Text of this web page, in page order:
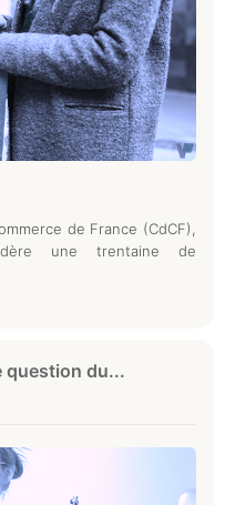
de France (CdCF),
une trentaine de
question du...